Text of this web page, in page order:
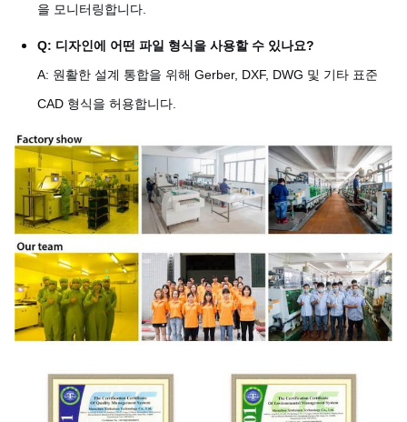
을 모니터링합니다.
Q: 디자인에 어떤 파일 형식을 사용할 수 있나요?
A: 원활한 설계 통합을 위해 Gerber, DXF, DWG 및 기타 표준
CAD 형식을 허용합니다.